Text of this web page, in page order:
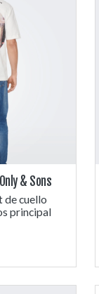
& Sons
de cuello
principal